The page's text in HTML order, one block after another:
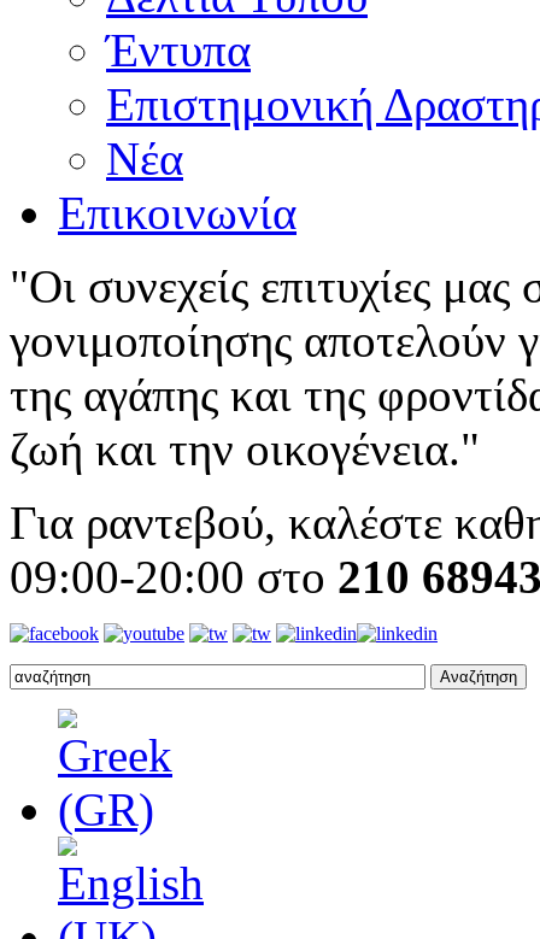
Έντυπα
Επιστημονική
Νέα
Επικοινωνία
"Οι συνεχείς επιτυχίες
γονιμοποίησης αποτελούν
της αγάπης και της
ζωή και την οικογένεια."
Για ραντεβού, καλέστε
09:00-20:00 στο 210